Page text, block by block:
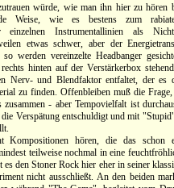
würde, wie man ihn hier zu hören
Weise, wie es bestens zum
einzelnen Instrumentallinien als
etwas schwer, aber der
werden vereinzelte Headbanger
hinten auf der Verstärkerbox
Nerv- und Blendfaktor entfaltet, der es
zu finden. Offenbleiben muß die
zusammen - aber Tempovielfalt ist
Verspätung entschuldigt und mit
hören, die das schon
teilweise nochmal in eine
es den Stoner Rock hier eher in seiner
nicht ausschließt. An den beiden